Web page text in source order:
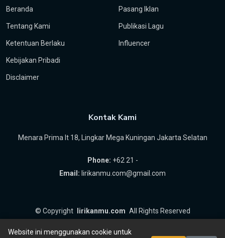
Beranda
Tentang Kami
Ketentuan Berlaku
Kebijakan Pribadi
Disclaimer
Pasang Iklan
Publikasi Lagu
Influencer
Kontak Kami
Menara Prima lt 18, Lingkar Mega Kuningan Jakarta Selatan
Phone: +62 21 -
Email: lirikanmu.com@gmail.com
© Copyright lirikanmu.com All Rights Reserved
Website ini menggunakan cookie untuk